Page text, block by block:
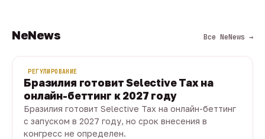
NeNews Все NeNews →
РЕГУЛИРОВАНИЕ
Бразилия готовит Selective Tax на
онлайн-беттинг к 2027 году
Бразилия готовит Selective Tax на онлайн-беттинг
с запуском в 2027 году, но срок внесения в
конгресс не определен.